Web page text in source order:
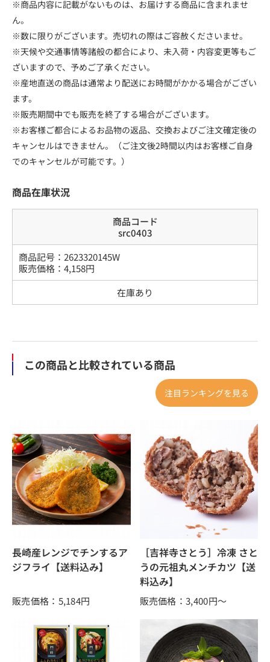
※商品内容に記載がないものは、お届けする商品に含まれませ
ん。
※数に限りがございます。売切れの際はご容赦くださいませ。
※天候や交通事情等諸般の都合により、未入荷・内容変更等もご
ざいますので、予めご了承ください。
※産地直送の商品は通常より配送にお時間がかかる場合がござい
ます。
※販売期間中でも販売を終了する場合がございます。
※お客様ご都合によるお品物の返品、交換およびご注文確定後の
キャンセルはできません。（ご注文後2時間以内はお客様ご自身
でのキャンセルが可能です。）
商品在庫状況
商品コード
src0403
商品記号： 2623320145W
販売価格： 4,158円
在庫あり
この商品と比較されている商品
注目ランキングを見る
長崎産レンジでチンするア
ジフライ【送料込み】
販売価格：5,184円
［吉祥寺さとう］冷凍 さと
うの元祖丸メンチカツ【送
料込み】
販売価格：3,400円～